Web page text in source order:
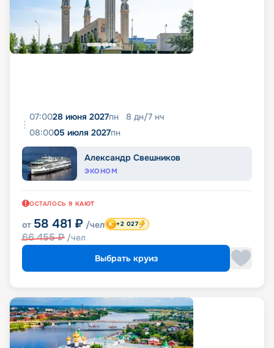
07:0028 июня 2027пн 8 дн/7 нч
08:0005 июля 2027пн
Александр Свешников
ЭКОНОМ
ОСТАЛОСЬ 9 КАЮТ
от 58 481 ₽ /чел
66 455₽ /чел
+2 027
Выбрать круиз